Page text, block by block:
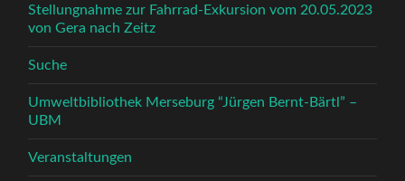
Stellungnahme zur Fahrrad-Exkursion vom 20.05.2023
von Gera nach Zeitz
Suche
Umweltbibliothek Merseburg “Jürgen Bernt-Bärtl” –
UBM
Veranstaltungen